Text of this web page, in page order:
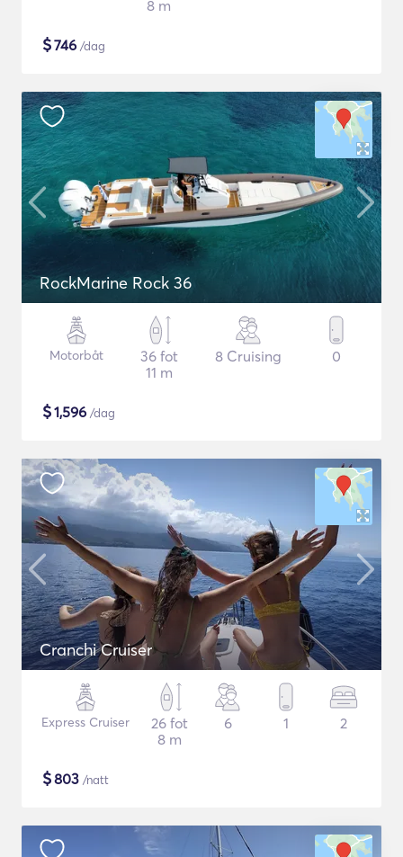
8 m
$746 /dag
RockMarine Rock 36
Motorbåt
36 fot
11 m
8 Cruising 0
$1,596 /dag
Cranchi Cruiser
Express Cruiser
26 fot
8 m
6 1 2
$803 /natt